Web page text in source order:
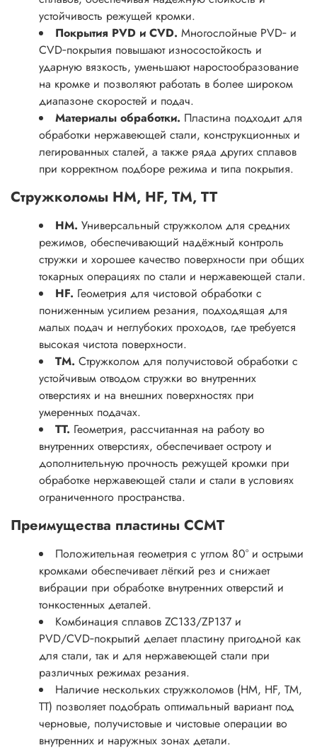
устойчивость режущей кромки.
Покрытия PVD и CVD. Многослойные PVD‑ и
CVD‑покрытия повышают износостойкость и
ударную вязкость, уменьшают наростообразование
на кромке и позволяют работать в более широком
диапазоне скоростей и подач.
Материалы обработки. Пластина подходит для
обработки нержавеющей стали, конструкционных и
легированных сталей, а также ряда других сплавов
при корректном подборе режима и типа покрытия.
Стружколомы HM, HF, TM, TT
HM. Универсальный стружколом для средних
режимов, обеспечивающий надёжный контроль
стружки и хорошее качество поверхности при общих
токарных операциях по стали и нержавеющей стали.
HF. Геометрия для чистовой обработки с
пониженным усилием резания, подходящая для
малых подач и неглубоких проходов, где требуется
высокая чистота поверхности.
TM. Стружколом для получистовой обработки с
устойчивым отводом стружки во внутренних
отверстиях и на внешних поверхностях при
умеренных подачах.
TT. Геометрия, рассчитанная на работу во
внутренних отверстиях, обеспечивает остроту и
дополнительную прочность режущей кромки при
обработке нержавеющей стали и стали в условиях
ограниченного пространства.
Преимущества пластины CCMT
Положительная геометрия с углом 80° и острыми
кромками обеспечивает лёгкий рез и снижает
вибрации при обработке внутренних отверстий и
тонкостенных деталей.
Комбинация сплавов ZC133/ZP137 и
PVD/CVD‑покрытий делает пластину пригодной как
для стали, так и для нержавеющей стали при
различных режимах резания.
Наличие нескольких стружколомов (HM, HF, TM,
TT) позволяет подобрать оптимальный вариант под
черновые, получистовые и чистовые операции во
внутренних и наружных зонах детали.